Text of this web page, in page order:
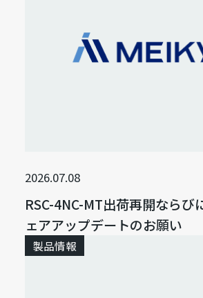
2026.07.08
RSC-4NC-MT出荷再開ならび
ェアアップデートのお願い
製品情報